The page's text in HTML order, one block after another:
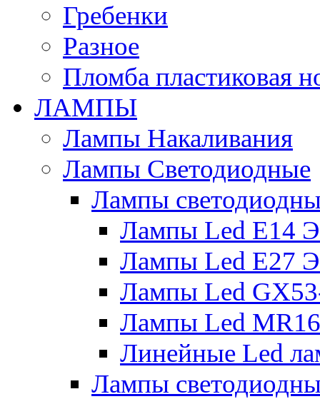
Гребенки
Разное
Пломба пластиковая
ЛАМПЫ
Лампы Накаливания
Лампы Светодиодные
Лампы
Лампы Led E14
Лампы Led E27
Лампы Led
Лампы Led
Линейные Led
Лампы